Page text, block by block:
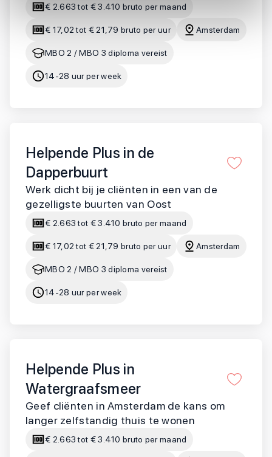
€ 2.663 tot € 3.410 bruto per maand
€ 17,02 tot € 21,79 bruto per uur Amsterdam
MBO 2 / MBO 3 diploma vereist
14-28 uur per week
Helpende Plus in de
Dapperbuurt
Werk dicht bij je cliënten in een van de
gezelligste buurten van Oost
€ 2.663 tot € 3.410 bruto per maand
€ 17,02 tot € 21,79 bruto per uur Amsterdam
MBO 2 / MBO 3 diploma vereist
14-28 uur per week
Helpende Plus in
Watergraafsmeer
Geef cliënten in Amsterdam de kans om
langer zelfstandig thuis te wonen
€ 2.663 tot € 3.410 bruto per maand